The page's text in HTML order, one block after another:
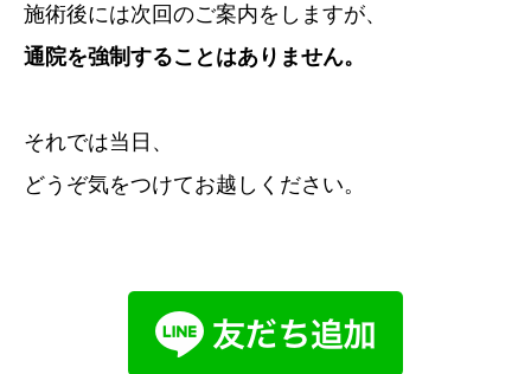
施術後には次回のご案内をしますが、
通院を強制することはありません。
それでは当日、
どうぞ気をつけてお越しください。